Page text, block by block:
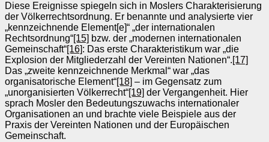
Diese Ereignisse spiegeln sich in Moslers Charakterisierung
der Völkerrechtsordnung. Er benannte und analysierte vier
„kennzeichnende Element[e]“ „der internationalen
Rechtsordnung“[15] bzw. der „modernen internationalen
Gemeinschaft“[16]: Das erste Charakteristikum war „die
Explosion der Mitgliederzahl der Vereinten Nationen“.[17]
Das „zweite kennzeichnende Merkmal“ war „das
organisatorische Element“[18] – im Gegensatz zum
„unorganisierten Völkerrecht“[19] der Vergangenheit. Hier
sprach Mosler den Bedeutungszuwachs internationaler
Organisationen an und brachte viele Beispiele aus der
Praxis der Vereinten Nationen und der Europäischen
Gemeinschaft.